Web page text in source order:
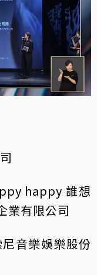
happy 誰想
業有限公司
音樂娛樂股份